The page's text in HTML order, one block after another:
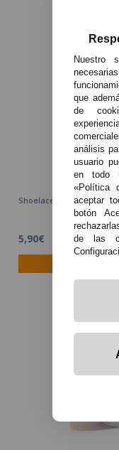
Shoelace Organic
5,90€
Nuestro
que
de
análisis
usuario
en todo
«Política
aceptar
botón
de las